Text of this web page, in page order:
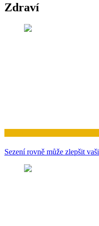
Zdraví
Sezení rovně může zlepšit